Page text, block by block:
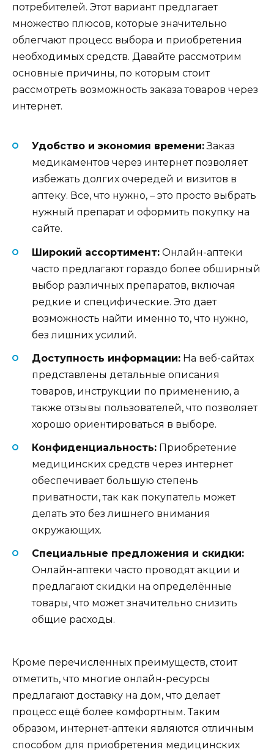
потребителей. Этот вариант предлагает
множество плюсов, которые значительно
облегчают процесс выбора и приобретения
необходимых средств. Давайте рассмотрим
основные причины, по которым стоит
рассмотреть возможность заказа товаров через
интернет.
Удобство и экономия времени:Заказ
медикаментов через интернет позволяет
избежать долгих очередей и визитов в
аптеку. Все, что нужно, – это просто выбрать
нужный препарат и оформить покупку на
сайте.
Широкий ассортимент: Онлайн-аптеки
часто предлагают гораздо более обширный
выбор различных препаратов, включая
редкие и специфические. Это дает
возможность найти именно то, что нужно,
без лишних усилий.
Доступность информации: На веб-сайтах
представлены детальные описания
товаров, инструкции по применению, а
также отзывы пользователей, что позволяет
хорошо ориентироваться в выборе.
Конфиденциальность: Приобретение
медицинских средств через интернет
обеспечивает большую степень
приватности, так как покупатель может
делать это без лишнего внимания
окружающих.
Специальные предложения и скидки:
Онлайн-аптеки часто проводят акции и
предлагают скидки на определённые
товары, что может значительно снизить
общие расходы.
Кроме перечисленных преимуществ, стоит
отметить, что многие онлайн-ресурсы
предлагают доставку на дом, что делает
процесс ещё более комфортным. Таким
образом, интернет-аптеки являются отличным
способом для приобретения медицинских